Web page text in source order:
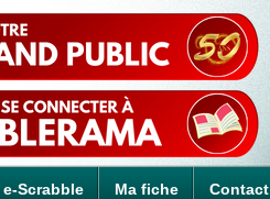
e-Scrabble Ma fiche Contact